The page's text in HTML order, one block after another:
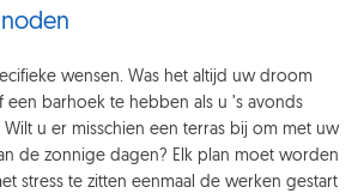
wensen. Was het altijd uw droom
een barhoek te hebben als u ’s avonds
u er misschien een terras bij om met uw
de zonnige dagen? Elk plan moet worden
stress te zitten eenmaal de werken gestart